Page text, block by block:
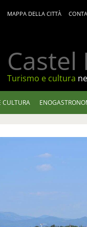
MAPPA DELLA CITTÀ
Castel
Turismo e cultura
CULTURA